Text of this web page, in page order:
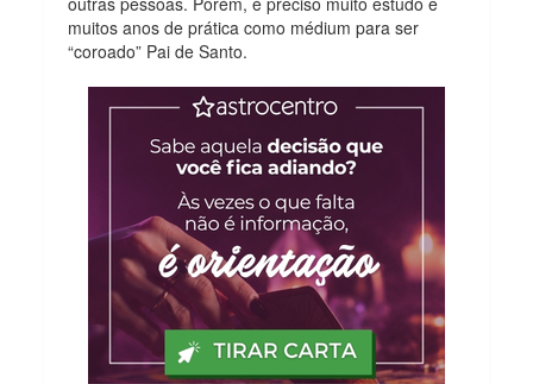
muitos anos de prática como médium para ser
“coroado” Pai de Santo.